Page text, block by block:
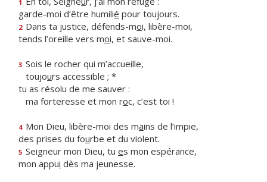
1
garde-moi d’être humilié pour toujours.
2 Dans ta justice, défends-moi, libère-moi,
tends l’oreille vers moi, et sauve-moi.
3 Sois le rocher qui m’accueille,
toujours accessible ; *
tu as résolu de me sauver :
ma forteresse et mon roc, c’est toi !
4 Mon Dieu, libère-moi des mains de l’impie,
des prises du fourbe et du violent.
5 Seigneur mon Dieu, tu es mon espérance,
mon appui dès ma jeunesse.